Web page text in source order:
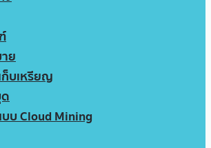
ย
ก็บเหรียญ
บ Cloud Mining